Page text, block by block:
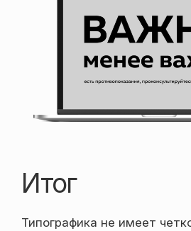
Итог
Типографика не имеет